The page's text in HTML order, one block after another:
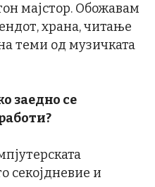
мајстор. Обожавам
храна, читање
теми од музичката
заедно се
секојдневие и